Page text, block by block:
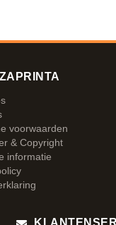
voorwaarden
& Copyright
informatie